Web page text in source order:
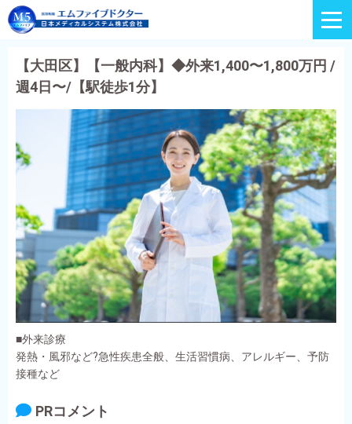
【大田区】【一般内科】◆外来1,400〜1,800万円 /
週4日〜/【駅徒歩1分】
■外来診療
発熱・風邪など?急性疾患全般、生活習慣病、アレルギー、予防
接種など
PRコメント